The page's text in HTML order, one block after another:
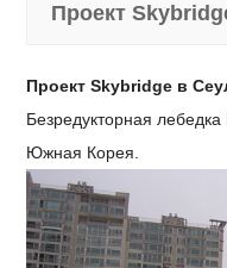
Проект
Проект Skybridge в
Безредукторная
Южная Корея.